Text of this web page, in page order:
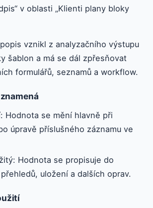
v oblasti „Klienti plany bloky
vznikl z analyzačního výstupu
šablon a má se dál zpřesňovat
formulářů, seznamů a workflow.
Hodnota se mění hlavně při
úpravě příslušného záznamu ve
Hodnota se propisuje do
uložení a dalších oprav.